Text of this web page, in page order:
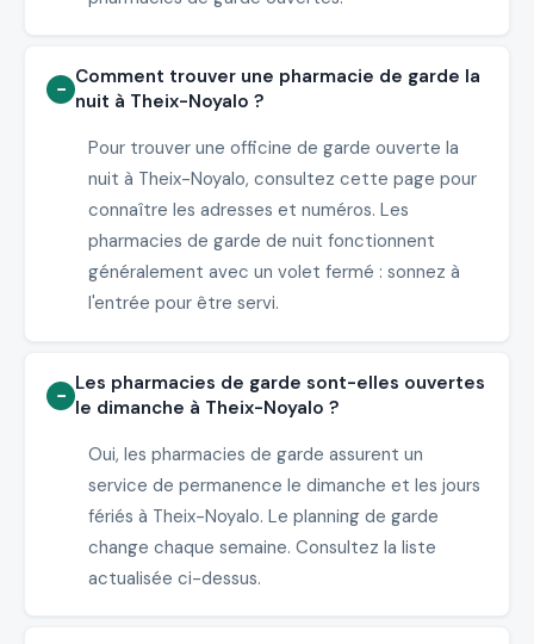
Comment trouver une pharmacie de garde la
nuit à Theix-Noyalo ?
Pour trouver une officine de garde ouverte la
nuit à Theix-Noyalo, consultez cette page pour
connaître les adresses et numéros. Les
pharmacies de garde de nuit fonctionnent
généralement avec un volet fermé : sonnez à
l'entrée pour être servi.
Les pharmacies de garde sont-elles ouvertes
le dimanche à Theix-Noyalo ?
Oui, les pharmacies de garde assurent un
service de permanence le dimanche et les jours
fériés à Theix-Noyalo. Le planning de garde
change chaque semaine. Consultez la liste
actualisée ci-dessus.